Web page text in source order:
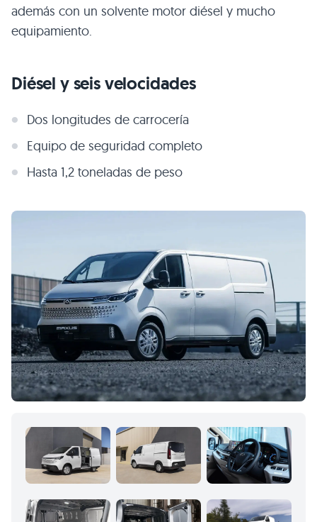
además con un solvente motor diésel y mucho
equipamiento.
Diésel y seis velocidades
Dos longitudes de carrocería
Equipo de seguridad completo
Hasta 1,2 toneladas de peso